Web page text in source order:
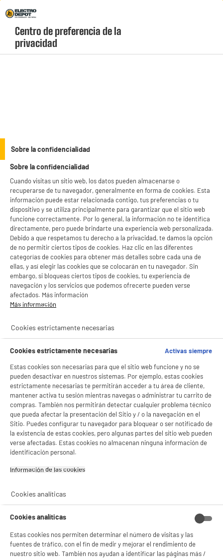
Menú
geolocation-header-icon-text
account
Rechazar todas
BIENVENIDO a ELECTRO
DEPOT
Con el fin de mejorar tu experiencia, y tras tu consentimiento, ELECTRO DEPOT
y sus socios utilizan cookies que procesan tus datos personales para:
- compartir contenido adaptado a tus preferencias
- facilitar el intercambio de contenido en las redes sociales
Si aceptas, la experiencia será aún mejor. Si no acepta, se utilizarán cookies
estadísticas anónimas basadas en tu navegación. Puedes oponerte a su uso
✔ ACEPTAR TODAS
Centro de preferencia de la
privacidad
Sobre la confidencialidad
Sobre la confidencialidad
Cuando visitas un sitio web, los datos pueden almacenarse o
recuperarse de tu navegador, generalmente en forma de cookies. Esta
información puede estar relacionada contigo, tus preferencias o tu
dispositivo y se utiliza principalmente para garantizar que el sitio web
funcione correctamente. Por lo general, la información no te identifica
directamente, pero puede brindarte una experiencia web personalizada.
Debido a que respetamos tu derecho a la privacidad, te damos la opción
de no permitir ciertos tipos de cookies. Haz clic en las diferentes
categorías de cookies para obtener más detalles sobre cada una de
ellas, y así elegir las cookies que se colocarán en tu navegador. Sin
embargo, si bloqueas ciertos tipos de cookies, tu experiencia de
navegación y los servicios que podemos ofrecerte pueden verse
afectados. Más información
Más información
Cookies estrictamente necesarias
Cookies estrictamente necesarias
Activas siempre
Estas cookies son necesarias para que el sitio web funcione y no se
pueden desactivar en nuestros sistemas. Por ejemplo, estas cookies
estrictamente necesarias te permitirán acceder a tu área de cliente,
mantener activa tu sesión mientras navegas o administrar tu carrito de
compras. También nos permitirán detectar cualquier problema técnico
que pueda afectar la presentación del Sitio y / o la navegación en el
Sitio. Puedes configurar tu navegador para bloquear o ser notificado de
la existencia de estas cookies, pero algunas partes del sitio web pueden
verse afectadas. Estas cookies no almacenan ninguna información de
identificación personal.
Información de las cookies‎
Cookies analíticas
Cookies analíticas
Estas cookies nos permiten determinar el número de visitas y las
fuentes de tráfico, con el fin de medir y mejorar el rendimiento de
nuestro sitio web. También nos ayudan a identificar las páginas más /